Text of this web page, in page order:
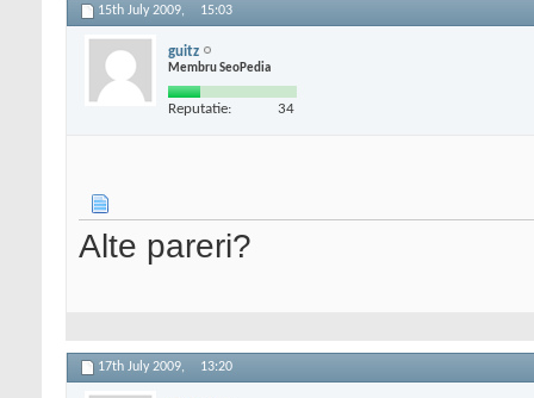
15th July 2009, 15:03
guitz
Membru SeoPedia
Reputatie: 34
Alte pareri?
17th July 2009, 13:20